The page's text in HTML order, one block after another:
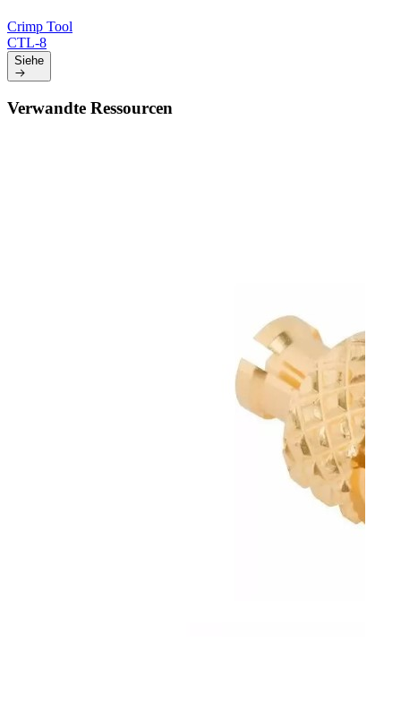
Crimp Tool
CTL-8
Siehe
Verwandte Ressourcen